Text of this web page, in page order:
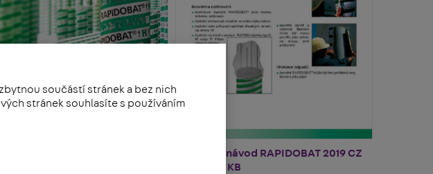
součástí stránek a bez nich
stránek souhlasíte s používáním
Montážní návod RAPIDOBAT 2019 CZ
PDF | 366 KB